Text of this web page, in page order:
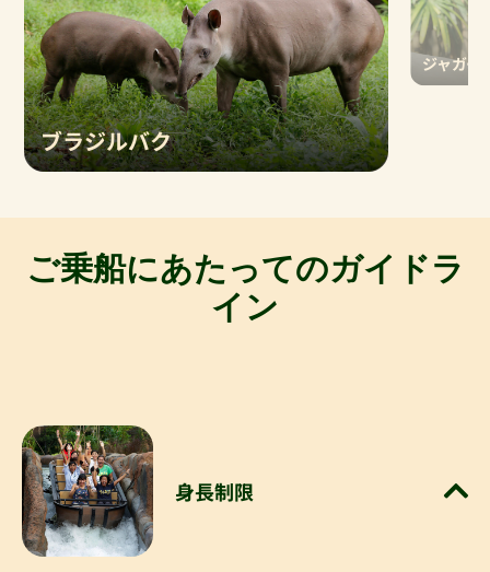
ブラジルバク
は、陸の上ではもちろん、水の中ではさらに素
ルの役目も果たし、何時間も水中に潜ることを
可能にします。
ジャガー
ご乗船にあたってのガイドラ
イン
身長制限